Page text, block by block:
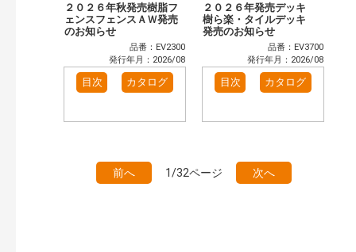
２０２６年秋発売樹脂フ
ェンスフェンスＡＷ発売
のお知らせ
品番：EV2300
発行年月：2026/08
目次 カタログ
２０２６年発売デッキ
樹ら楽・タイルデッキ
発売のお知らせ
品番：EV3700
発行年月：2026/08
目次 カタログ
前へ 1/32ページ 次へ